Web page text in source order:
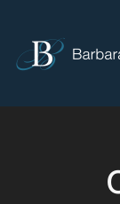
Skip to